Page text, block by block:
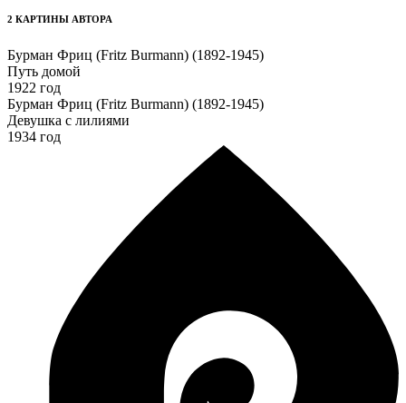
2 КАРТИНЫ АВТОРА
Бурман Фриц (Fritz Burmann) (1892-1945)
Путь домой
1922 год
Бурман Фриц (Fritz Burmann) (1892-1945)
Девушка с лилиями
1934 год